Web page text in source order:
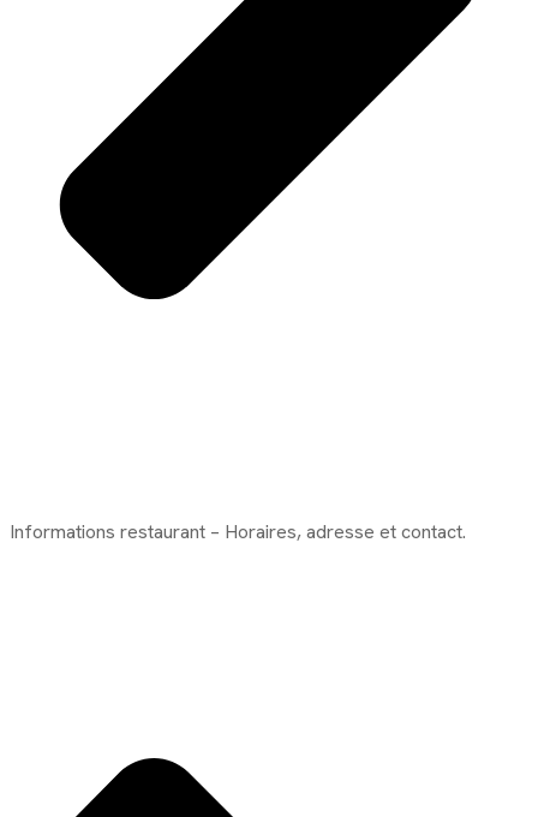
Informations restaurant – Horaires, adresse et contact.